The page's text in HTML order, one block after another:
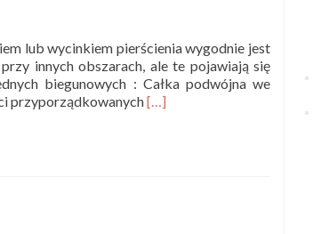
lub wycinkiem pierścienia wygodnie jest
innych obszarach, ale te pojawiają się
biegunowych : Całka podwójna we
przyporządkowanychRead
[…]